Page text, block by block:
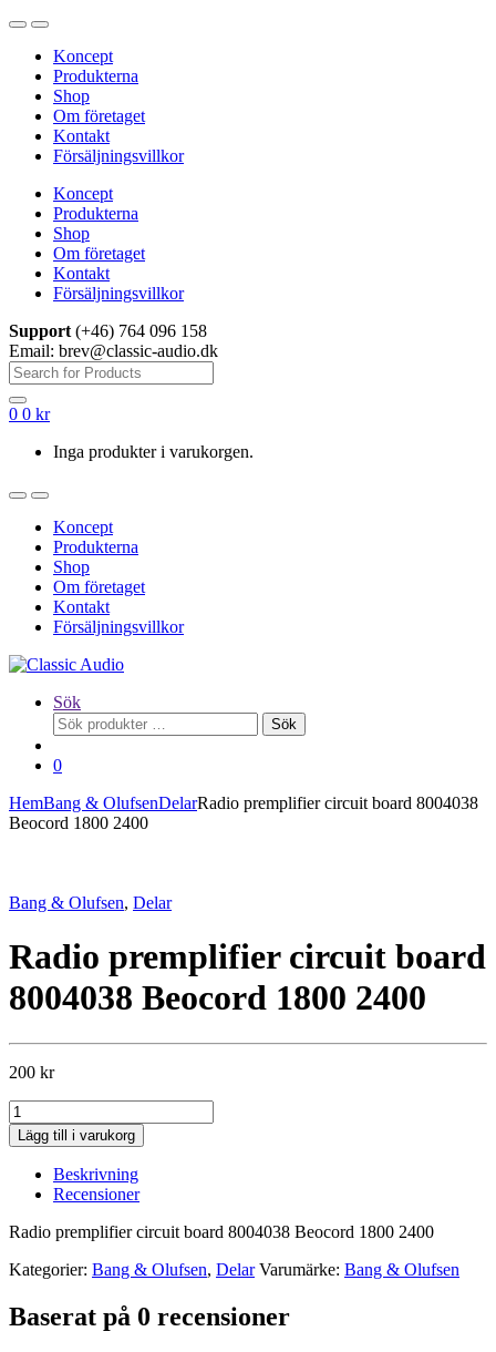
Hoppa
navigering
Hoppa
innehållKoncept
Produkterna
Shop
Om företaget
Kontakt
Försäljningsvillkor
Koncept
Produkterna
Shop
Om företaget
Kontakt
Försäljningsvillkor
Support (+46) 764 096 158
Email: brev@classic-audio.dk
Sök
efter:
0 0 kr
Inga produkter i varukorgen.
Koncept
Produkterna
Shop
Om företaget
Kontakt
Försäljningsvillkor
Sök
Sök
efter:
Sök
0
HemBang & OlufsenDelarRadio premplifier circuit board 8004038
Beocord 1800 2400
Bang & Olufsen, Delar
Radio premplifier circuit board
8004038 Beocord 1800 2400
200 kr
Radio
premplifier
circuit
board
8004038
Beocord
1800
kvantitet
Lägg till i varukorg
Beskrivning
Recensioner
Radio premplifier circuit board 8004038 Beocord 1800 2400
Kategorier: Bang & Olufsen, Delar Varumärke: Bang & Olufsen
Baserat på 0 recensioner